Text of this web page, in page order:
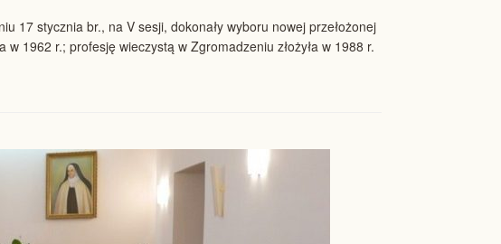
17 stycznia br., na V sesji, dokonały wyboru nowej przełożonej
1962 r.; profesję wieczystą w Zgromadzeniu złożyła w 1988 r.